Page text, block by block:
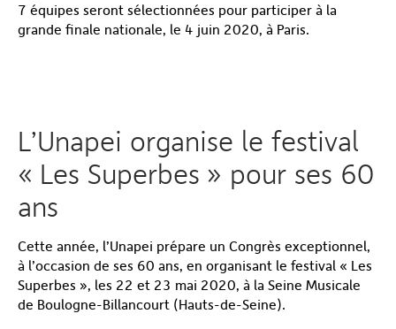
7 équipes seront sélectionnées pour participer à la
grande finale nationale, le 4 juin 2020, à Paris.
L’Unapei organise le festival
« Les Superbes » pour ses 60
ans
Cette année, l’Unapei prépare un Congrès exceptionnel,
à l’occasion de ses 60 ans, en organisant le festival « Les
Superbes », les 22 et 23 mai 2020, à la Seine Musicale
de Boulogne-Billancourt (Hauts-de-Seine).